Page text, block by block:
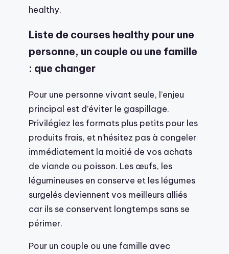
healthy.
Liste de courses healthy pour une
personne, un couple ou une famille
: que changer
Pour une personne vivant seule, l’enjeu
principal est d’éviter le gaspillage.
Privilégiez les formats plus petits pour les
produits frais, et n’hésitez pas à congeler
immédiatement la moitié de vos achats
de viande ou poisson. Les œufs, les
légumineuses en conserve et les légumes
surgelés deviennent vos meilleurs alliés
car ils se conservent longtemps sans se
périmer.
Pour un couple ou une famille avec